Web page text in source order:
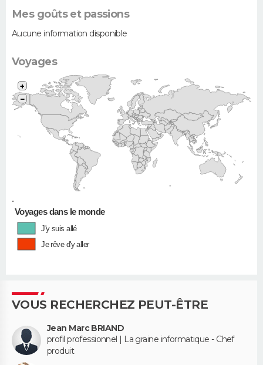
Mes goûts et passions
Aucune information disponible
Voyages
•
+
−
Voyages dans le monde
J'y suis allé
Je rêve d'y aller
VOUS RECHERCHEZ PEUT-ÊTRE
Jean Marc BRIAND
profil professionnel | La graine informatique - Chef
produit